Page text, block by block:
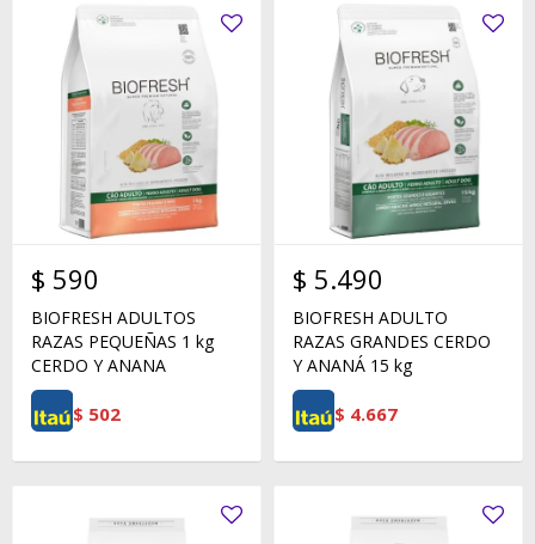
$ 590
BIOFRESH ADULTOS
RAZAS PEQUEÑAS 1 kg
CERDO Y ANANA
$ 502
$ 5.490
BIOFRESH ADULTO
RAZAS GRANDES CERDO
Y ANANÁ 15 kg
$ 4.667